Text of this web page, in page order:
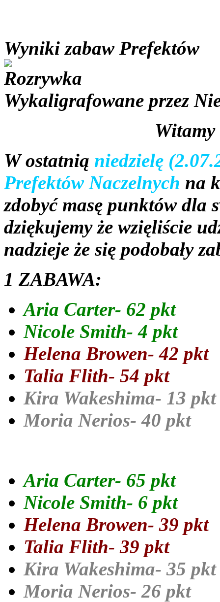
Wyniki zabaw Prefektów
Wykaligrafowane przez
W ostatnią niedzielę
Prefektów Naczelnych na
zdobyć masę punktów dla
dziękujemy że wzięliście
nadzieje że się podobały
1 ZABAWA:
Aria Carter- 62 pkt
Nicole Smith- 4 pkt
Helena Browen- 42 pkt
Talia Flith- 54 pkt
Kira Wakeshima- 13
Moria Nerios- 40 pkt
Aria Carter- 65 pkt
Nicole Smith- 6 pkt
Helena Browen- 39 pkt
Talia Flith- 39 pkt
Kira Wakeshima- 35 pkt
Moria Nerios- 26 pkt